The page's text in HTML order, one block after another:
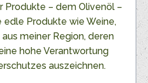
Produkte – dem Olivenöl –
Produkte wie Weine,
meiner Region, deren
hohe Verantwortung
auszeichnen.